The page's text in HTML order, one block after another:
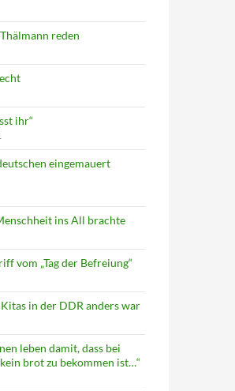
reden
ihr“
eingemauert
ins All brachte
vom „Tag der Befreiung“
in der DDR anders war
leben damit, dass bei
brot zu bekommen ist…“